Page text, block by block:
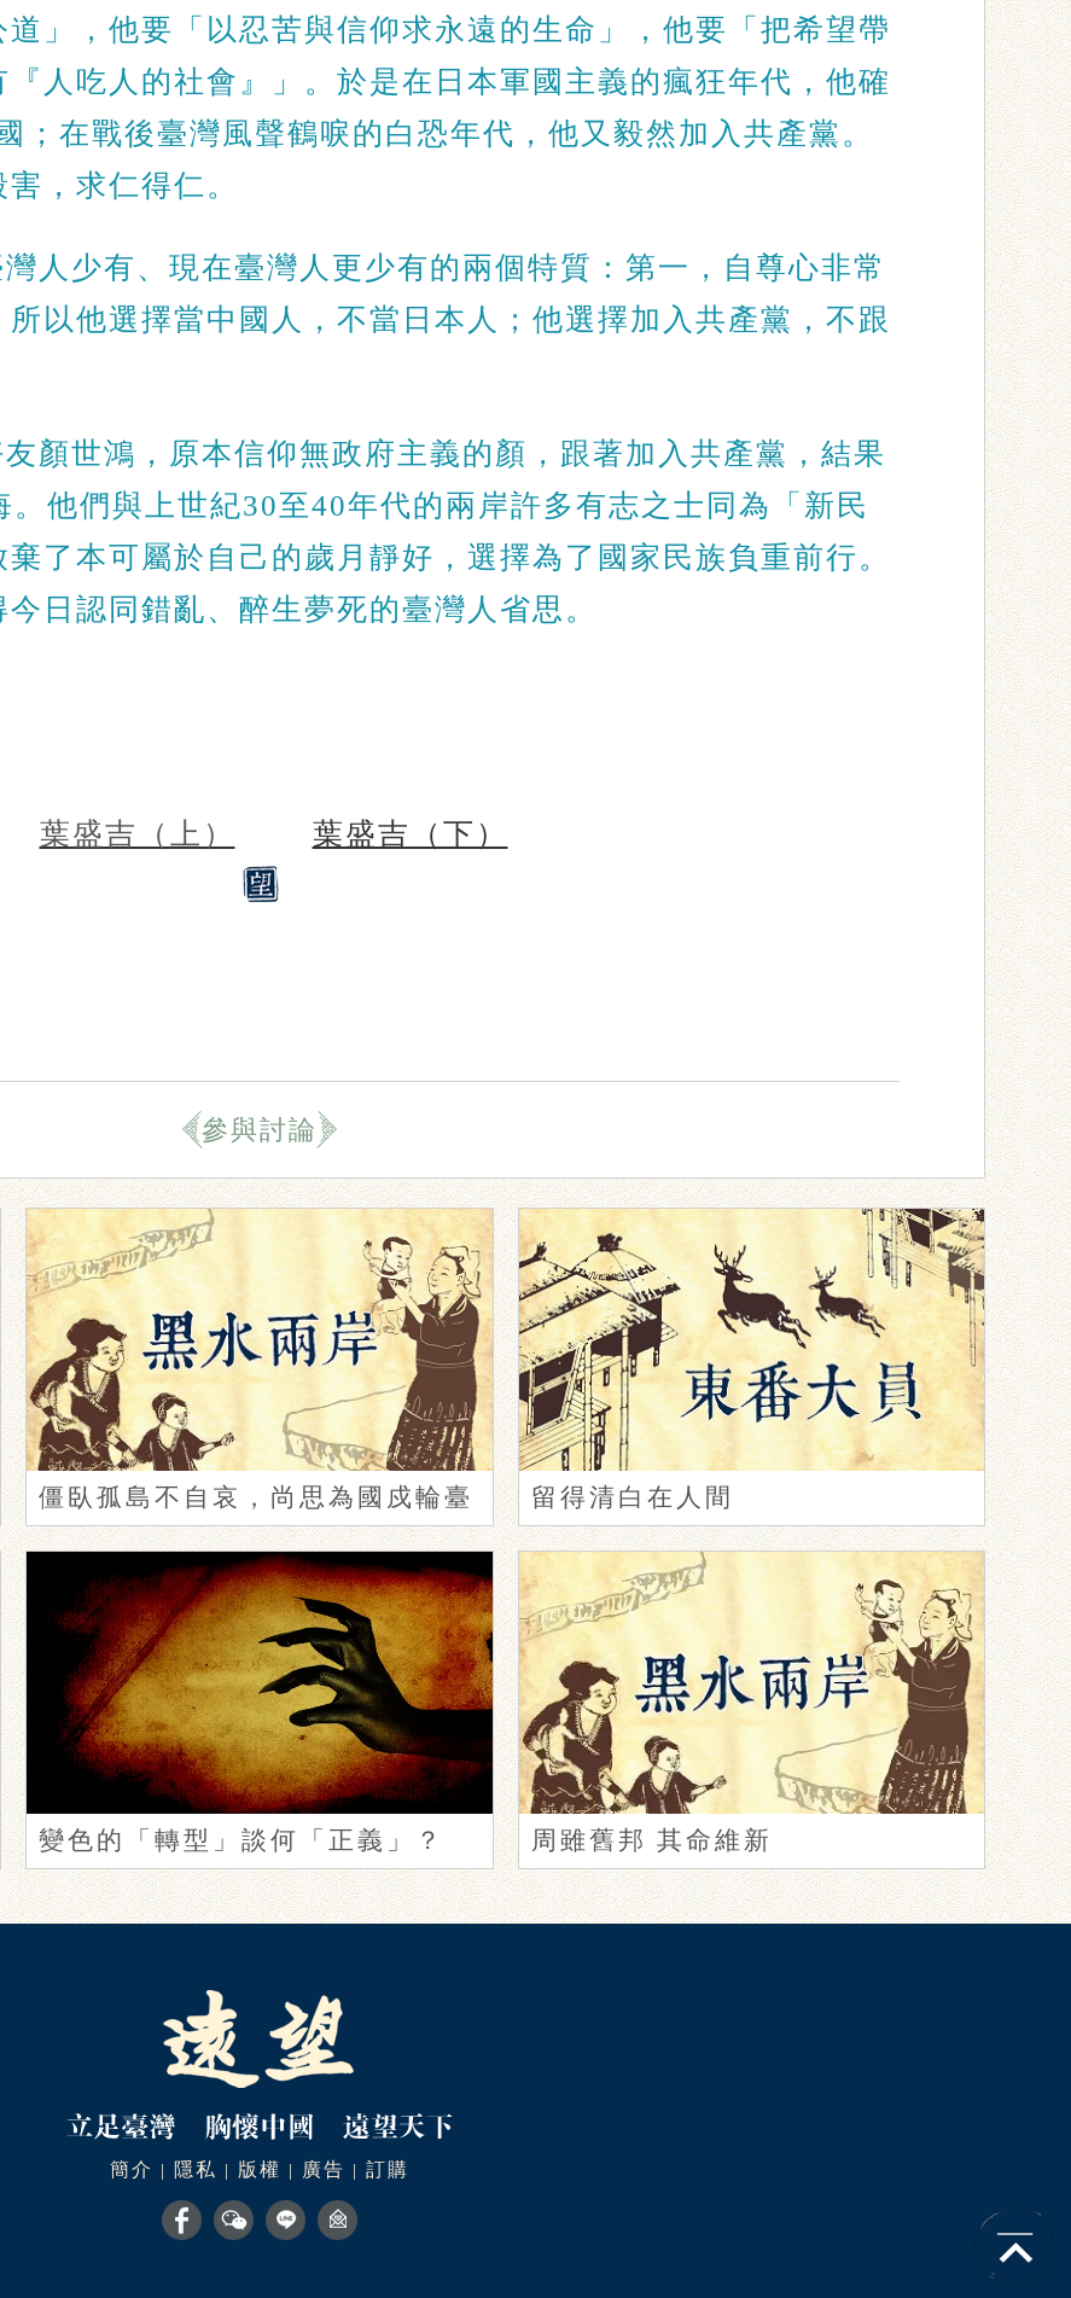
」，他要「以忍苦與信仰求永遠的生命」，他要「把希望帶
人吃人的社會』」。於是在日本軍國主義的瘋狂年代，他確
在戰後臺灣風聲鶴唳的白恐年代，他又毅然加入共產黨。
，求仁得仁。
人少有、現在臺灣人更少有的兩個特質：第一，自尊心非常
以他選擇當中國人，不當日本人；他選擇加入共產黨，不跟
顏世鴻，原本信仰無政府主義的顏，跟著加入共產黨，結果
他們與上世紀30至40年代的兩岸許多有志之士同為「新民
了本可屬於自己的歲月靜好，選擇為了國家民族負重前行。
日認同錯亂、醉生夢死的臺灣人省思。
葉盛吉（上） 葉盛吉（下）
參與討論
僵臥孤島不自哀，尚思為國戍輪臺 留得清白在人間
變色的「轉型」談何「正義」？ 周雖舊邦 其命維新
簡介 | 隱私 | 版權 | 廣告 | 訂購